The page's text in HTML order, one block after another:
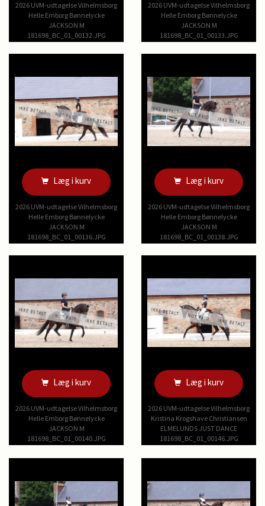
2026 UVM-udtagelse Vilhelmsborg
Helle Emborg Bønnelycke
JACKSON M
181698_BC_01_00132.JPG
2026 UVM-udtagelse Vilhelmsborg
Helle Emborg Bønnelycke
JACKSON M
181698_BC_01_00133.JPG
Læg i kurv
2026 UVM-udtagelse Vilhelmsborg
Helle Emborg Bønnelycke
JACKSON M
181698_BC_01_00136.JPG
Læg i kurv
2026 UVM-udtagelse Vilhelmsborg
Helle Emborg Bønnelycke
JACKSON M
181698_BC_01_00138.JPG
Læg i kurv
2026 UVM-udtagelse Vilhelmsborg
Helle Emborg Bønnelycke
JACKSON M
181698_BC_01_00140.JPG
Læg i kurv
2026 UVM-udtagelse Vilhelmsborg
Kristina Krogshave Christiansen
ELMELUNDS JUST DANCE
181698_BC_01_00146.JPG